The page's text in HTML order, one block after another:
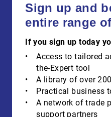
Sign up and
entire range
If you sign up today
Access to tailored
the-Expert tool
A library of over
Practical business
A network of trade
support partners